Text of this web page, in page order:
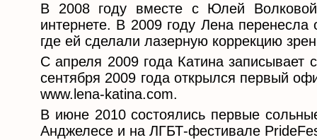
В 2008 году вместе с Юлей
интернете. В 2009 году Лена перенесла
где ей сделали лазерную коррекцию
С апреля 2009 года Катина
сентября 2009 года открылся первый
www.lena-katina.com.
В июне 2010 состоялись первые
Анджелесе и на ЛГБТ-фестивале